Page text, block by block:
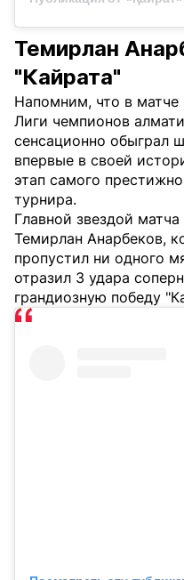
Темирлан
"Кайрата"
Напомним, что в
Лиги чемпионов
сенсационно обыграл
впервые в своей
этап самого
турнира.
Главной звездой
Темирлан Анарбеков,
пропустил ни одного
отразил 3 удара
грандиозную победу